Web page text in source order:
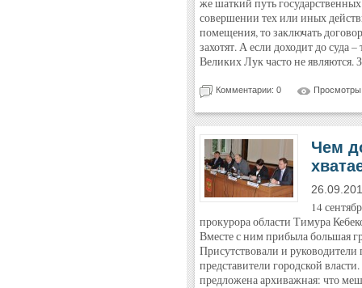
же шаткий путь
совершении тех или иных
помещения, то заключать
захотят. А если доходит до суда
Великих Лук часто не являются.
Комментарии: 0
Чем
14
прокурора области Тимура
Вместе с ним прибыла большая
Присутствовали и руководители
представители городской
предложена архиважная: что